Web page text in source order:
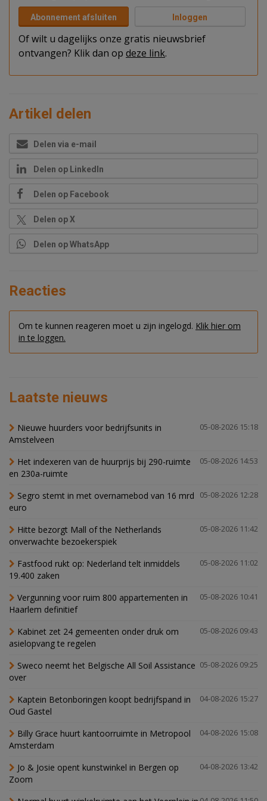
Abonnement afsluiten Inloggen
Of wilt u dagelijks onze gratis nieuwsbrief
ontvangen? Klik dan op deze link.
Artikel delen
Delen via e-mail
Delen op LinkedIn
Delen op Facebook
Delen op X
Delen op WhatsApp
Reacties
Om te kunnen reageren moet u zijn ingelogd. Klik hier om
in te loggen.
Laatste nieuws
05-08-2026 15:18
Nieuwe huurders voor bedrijfsunits in
Amstelveen
05-08-2026 14:53
Het indexeren van de huurprijs bij 290-ruimte
en 230a-ruimte
05-08-2026 12:28
Segro stemt in met overnamebod van 16 mrd
euro
05-08-2026 11:42
Hitte bezorgt Mall of the Netherlands
onverwachte bezoekerspiek
05-08-2026 11:02
Fastfood rukt op: Nederland telt inmiddels
19.400 zaken
05-08-2026 10:41
Vergunning voor ruim 800 appartementen in
Haarlem definitief
05-08-2026 09:43
Kabinet zet 24 gemeenten onder druk om
asielopvang te regelen
05-08-2026 09:25
Sweco neemt het Belgische All Soil Assistance
over
04-08-2026 15:27
Kaptein Betonboringen koopt bedrijfspand in
Oud Gastel
04-08-2026 15:08
Billy Grace huurt kantoorruimte in Metropool
Amsterdam
04-08-2026 13:42
Jo & Josie opent kunstwinkel in Bergen op
Zoom